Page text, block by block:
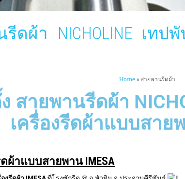
ดผ้า NICHOLINE เท
Home » สายพานรีดผ้า
สายพานรีดผ้า
เครื่องรีดผ้าแบบสาย
ดผ้าแบบสายพาน IMESA